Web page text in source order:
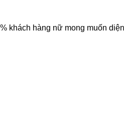
khách hàng nữ mong muốn diện